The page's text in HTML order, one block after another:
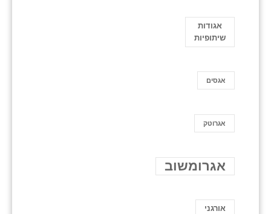
אגודות
שיתופיות
אגסים
אגרוטק
אגרומשוב
אורגני